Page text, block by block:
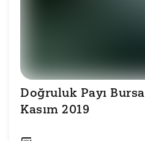
Doğruluk Payı
Kasım 2019